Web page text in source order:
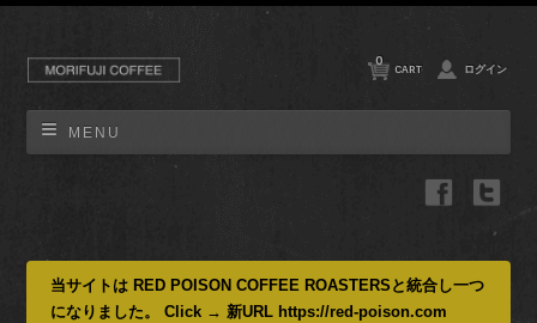
MENU
CART
0
ログイン
当サイトは RED POISON COFFEE ROASTERSと統合し一つ
になりました。 Click → 新URL https://red-poison.com